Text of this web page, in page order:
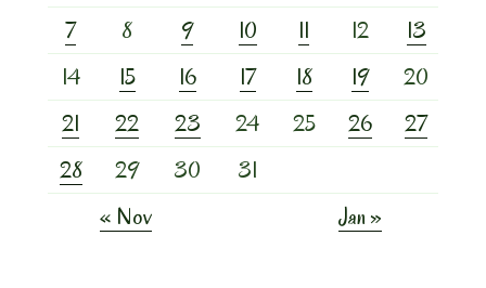
7
8 9 10 11 12
13
14
15 16 17 18 19
20
21
22 23 24 25 26
27
28
29 30
31
« Nov
Jan »